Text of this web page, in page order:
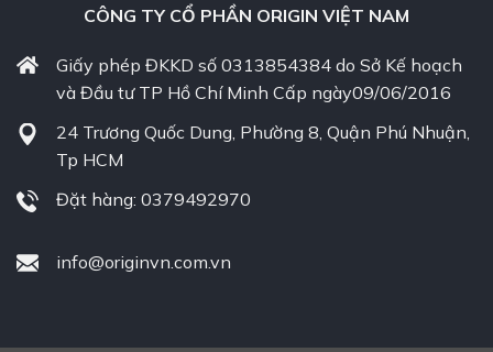
CÔNG TY CỔ PHẦN ORIGIN VIỆT NAM
Giấy phép ĐKKD số 0313854384 do Sở Kế hoạch
và Đầu tư TP Hồ Chí Minh Cấp ngày09/06/2016
24 Trương Quốc Dung, Phường 8, Quận Phú Nhuận,
Tp HCM
Đặt hàng: 0379492970
info@originvn.com.vn